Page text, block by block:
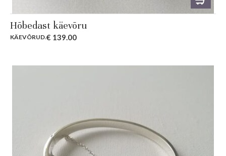
Hõbedast käevõru
KÄEVÕRUD.€ 139.00